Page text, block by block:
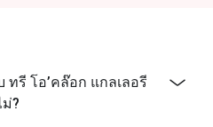
รี โอ’คล๊อก แกลเลอรี
?